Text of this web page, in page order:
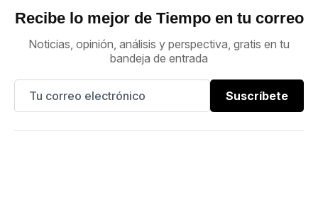
Recibe lo mejor de Tiempo en tu correo
Noticias, opinión, análisis y perspectiva, gratis en tu
bandeja de entrada
Suscríbete